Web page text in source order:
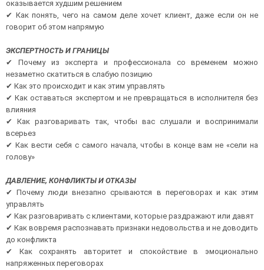
оказывается худшим решением
✔ Как понять, чего на самом деле хочет клиент, даже если он не
говорит об этом напрямую
ЭКСПЕРТНОСТЬ И ГРАНИЦЫ
✔ Почему из эксперта и профессионала со временем можно
незаметно скатиться в слабую позицию
✔ Как это происходит и как этим управлять
✔ Как оставаться экспертом и не превращаться в исполнителя без
влияния
✔ Как разговаривать так, чтобы вас слушали и воспринимали
всерьез
✔ Как вести себя с самого начала, чтобы в конце вам не «сели на
голову»
ДАВЛЕНИЕ, КОНФЛИКТЫ И ОТКАЗЫ
✔ Почему люди внезапно срываются в переговорах и как этим
управлять
✔ Как разговаривать с клиентами, которые раздражают или давят
✔ Как вовремя распознавать признаки недовольства и не доводить
до конфликта
✔ Как сохранять авторитет и спокойствие в эмоционально
напряженных переговорах